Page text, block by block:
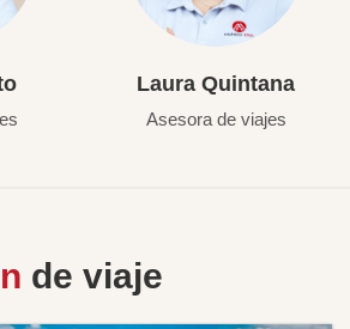
Laura Quintana
Asesora de viajes
de viaje